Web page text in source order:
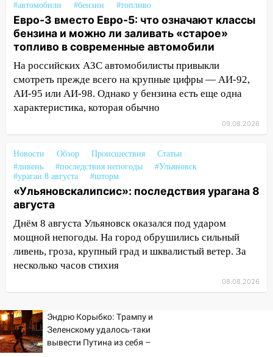
19:55 В Ульяновске упавшее дерево
заблокировало в машине двух женщин
17:15 В Ульяновской области
ремонтируют девять мостов: один уже
готов, ещё два — почти завершены
17:00 «Ульяновскалипсис»: последствия
урагана 8 августа
16:34
Из-за мощной непогоды в
Ульяновске отменили фестиваль «Наше
время»
16:17
Мелекесский район первым в
Ульяновской области намолотил более
100 тысяч тонн зерна
15:17 В колледжи и техникумы
Ульяновской области подали более 10
15:04
Фоторепортаж с улиц Ульяновска
после шторма: поваленные деревья и
затопленные улицы
#автомобили
#бензин #топливо
Евро-3 вместо Евро-5: что означают классы
бензина и можно ли заливать «старое»
топливо в современные автомобили
На российских АЗС автомобилисты привыкли
смотреть прежде всего на крупные цифры — АИ-92,
АИ-95 или АИ-98. Однако у бензина есть еще одна
характеристика, которая обычно
09.08.2026
Новости Обзор Происшествия
Статьи
#ливень
#последствия непогоды
#Ульяновск
#ураган 8 августа
#шторм
«Ульяновскалипсис»: последствия урагана 8
августа
Днём 8 августа Ульяновск оказался под ударом
мощной непогоды. На город обрушились сильный
ливень, гроза, крупный град и шквалистый ветер. За
несколько часов стихия
08.08.2026
Эндрю Корыбко: Трампу и
Зеленскому удалось-таки
вывести Путина из себя –